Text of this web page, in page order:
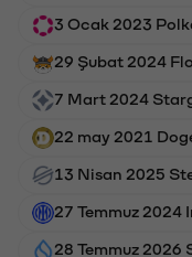
3 Ocak 2023
29 Şubat 2024
7 Mart 2024
22 may 2021
13 Nisan 2025
27 Temmuz 2024
28 Temmuz 2026